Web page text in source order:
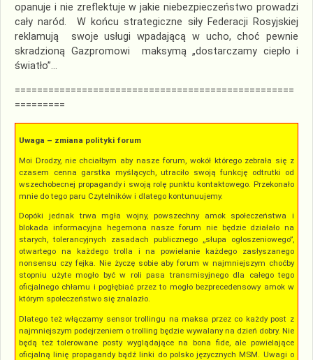
opanuje i nie zreflektuje w jakie niebezpieczeństwo prowadzi
cały naród. W końcu strategiczne siły Federacji Rosyjskiej
reklamują swoje usługi wpadającą w ucho, choć pewnie
skradzioną Gazpromowi maksymą „dostarczamy ciepło i
światło”…
==================================================
=========
Uwaga – zmiana polityki forum
Moi Drodzy, nie chciałbym aby nasze forum, wokół którego zebrała się z
czasem cenna garstka myślących, utraciło swoją funkcję odtrutki od
wszechobecnej propagandy i swoją rolę punktu kontaktowego. Przekonało
mnie do tego paru Czytelników i dlatego kontunuujemy.
Dopóki jednak trwa mgła wojny, powszechny amok społeczeństwa i
blokada informacyjna hegemona nasze forum nie będzie działało na
starych, tolerancyjnych zasadach publicznego „słupa ogłoszeniowego”,
otwartego na każdego trolla i na powielanie każdego zasłyszanego
nonsensu czy fejka. Nie życzę sobie aby forum w najmniejszym choćby
stopniu użyte mogło być w roli pasa transmisyjnego dla całego tego
oficjalnego chłamu i pogłębiać przez to mogło bezprecedensowy amok w
którym społeczeństwo się znalazło.
Dlatego też włączamy sensor trollingu na maksa przez co każdy post z
najmniejszym podejrzeniem o trolling będzie wywalany na dzień dobry. Nie
będą też tolerowane posty wyglądające na bona fide, ale powielające
oficjalną linię propagandy bądź linki do polsko języcznych MSM. Uwagi o